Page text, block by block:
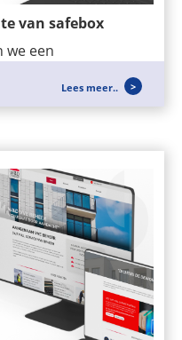
van safebox
we een
Lees meer..